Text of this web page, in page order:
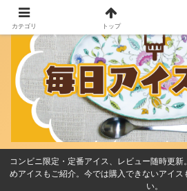
コンビニ限定・定番アイス、レビュー随時更
めアイスもご紹介。今では購入できないアイス
い。
カテゴリ トップ